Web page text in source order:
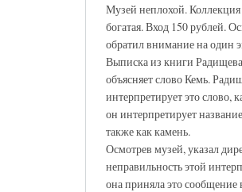
Музей неплохой. Коллекция
богатая. Вход 150 рублей.
обратил внимание на один
Выписка из книги
объясняет слово Кемь.
интерпретирует это слово,
он интерпретирует
также как камень.
Осмотрев музей, указал
неправильность этой
она приняла это